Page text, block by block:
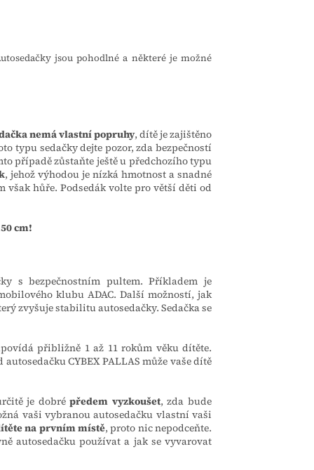
jsou pohodlné a některé je možné
nemá vlastní popruhy, dítě je zajištěno
typu sedačky dejte pozor, zda bezpečností
případě zůstaňte ještě u předchozího typu
, jehož výhodou je nízká hmotnost a snadné
však hůře. Podsedák volte pro větší děti od
cm!
s bezpečnostním pultem. Příkladem je
klubu ADAC. Další možností, jak
zvyšuje stabilitu autosedačky. Sedačka se
přibližně 1 až 11 rokům věku dítěte.
autosedačku CYBEX PALLAS může vaše dítě
je dobrépředem vyzkoušet, zda bude
vaši vybranou autosedačku vlastní vaši
na prvním místě, proto nic nepodceňte.
autosedačku používat a jak se vyvarovat